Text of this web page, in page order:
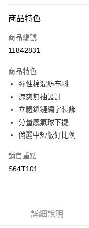
LINE Pay
街口支付
全盈+PAY
AFTEE先享後付
相關說明
【關於「AFTEE先享後付」】
AFTEE先享後付是「在收
便利好安心！
２．便利：只要手機號碼，
３．安心：先確認商品／服
２．訂單成立數日內，您將
３．收到繳費通知簡訊後
運送方式
7-11取貨付款
商品特色
商品編號
11842831
商品特色
彈性棉混紡布料
涼爽無袖設計
立體鎖鏈繡字裝飾
分量感氣球下襬
俏麗中短版好比例
銷售重點
S64T101
詳細說明